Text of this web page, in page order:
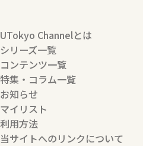
UTokyo Channelとは
シリーズ一覧
コンテンツ一覧
特集・コラム一覧
お知らせ
マイリスト
利用方法
当サイトへのリンクについて